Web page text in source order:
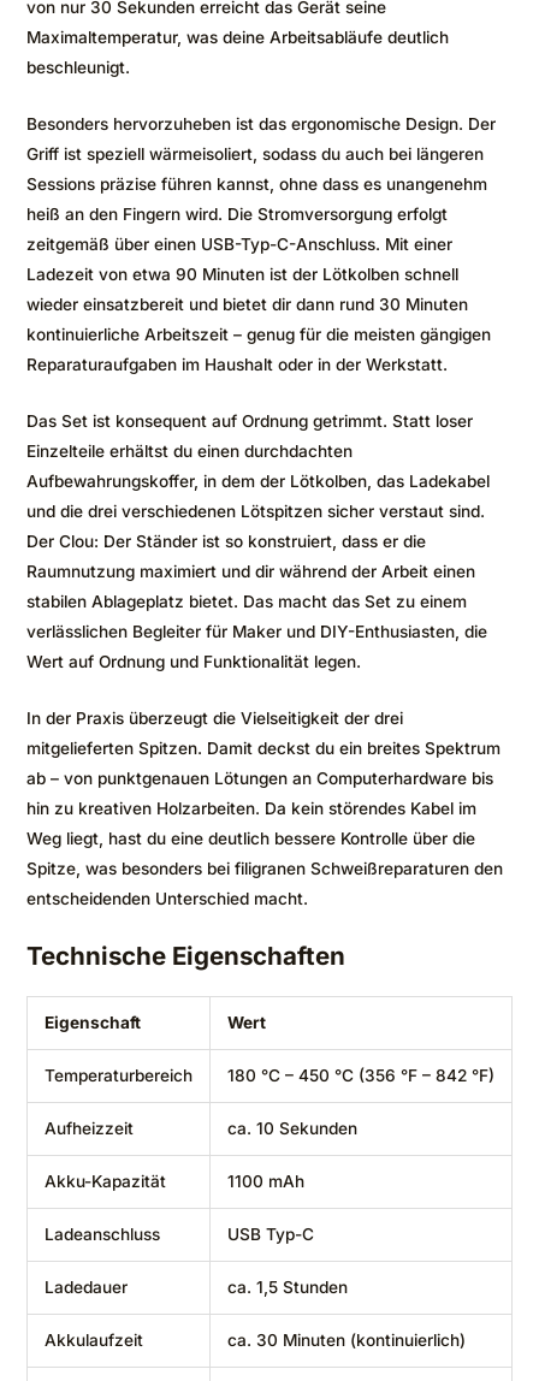
von nur 30 Sekunden erreicht das Gerät seine
Maximaltemperatur, was deine Arbeitsabläufe deutlich
beschleunigt.
Besonders hervorzuheben ist das ergonomische Design. Der
Griff ist speziell wärmeisoliert, sodass du auch bei längeren
Sessions präzise führen kannst, ohne dass es unangenehm
heiß an den Fingern wird. Die Stromversorgung erfolgt
zeitgemäß über einen USB-Typ-C-Anschluss. Mit einer
Ladezeit von etwa 90 Minuten ist der Lötkolben schnell
wieder einsatzbereit und bietet dir dann rund 30 Minuten
kontinuierliche Arbeitszeit – genug für die meisten gängigen
Reparaturaufgaben im Haushalt oder in der Werkstatt.
Das Set ist konsequent auf Ordnung getrimmt. Statt loser
Einzelteile erhältst du einen durchdachten
Aufbewahrungskoffer, in dem der Lötkolben, das Ladekabel
und die drei verschiedenen Lötspitzen sicher verstaut sind.
Der Clou: Der Ständer ist so konstruiert, dass er die
Raumnutzung maximiert und dir während der Arbeit einen
stabilen Ablageplatz bietet. Das macht das Set zu einem
verlässlichen Begleiter für Maker und DIY-Enthusiasten, die
Wert auf Ordnung und Funktionalität legen.
In der Praxis überzeugt die Vielseitigkeit der drei
mitgelieferten Spitzen. Damit deckst du ein breites Spektrum
ab – von punktgenauen Lötungen an Computerhardware bis
hin zu kreativen Holzarbeiten. Da kein störendes Kabel im
Weg liegt, hast du eine deutlich bessere Kontrolle über die
Spitze, was besonders bei filigranen Schweißreparaturen den
entscheidenden Unterschied macht.
Technische Eigenschaften
Eigenschaft Wert
Temperaturbereich 180 °C – 450 °C (356 °F – 842 °F)
Aufheizzeit ca. 10 Sekunden
Akku-Kapazität 1100 mAh
Ladeanschluss USB Typ-C
Ladedauer ca. 1,5 Stunden
Akkulaufzeit ca. 30 Minuten (kontinuierlich)